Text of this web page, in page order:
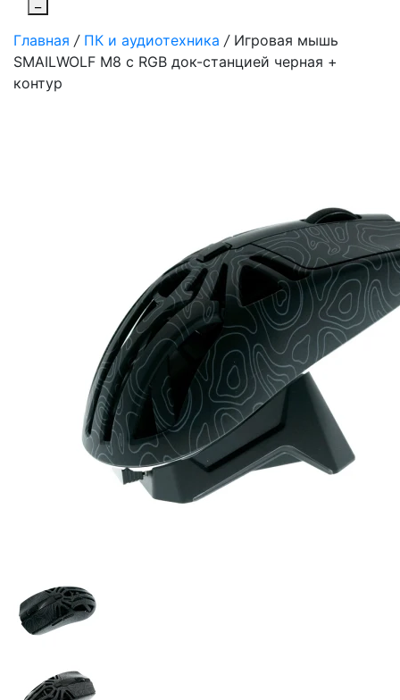
Главная / ПК и аудиотехника / Игровая мышь
SMAILWOLF M8 с RGB док-станцией черная +
контур